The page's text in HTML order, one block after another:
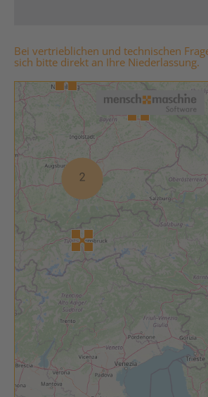
Bei vertrieblichen und technischen
sich bitte direkt an Ihre Niederlassung.